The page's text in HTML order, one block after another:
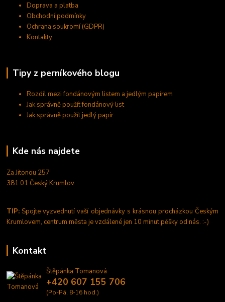
Doprava a platba
Obchodní podmínky
Ochrana soukromí (GDPR)
Kontakty
Tipy z perníkového blogu
Rozdíl mezi fondánovým listem a jedlým papírem
Jak správně použít fondánový list
Jak správně použít jedlý papír
Kde nás najdete
Za Jitonou 257
381 01 Český Krumlov
TIP: Spojte vyzvednutí vaší objednávky s krásnou procházkou Českým
Krumlovem, centrum města je vzdálené jen 10 minut pěšky od nás. :-)
Kontakt
Štěpánka Tomanová
+420 607 155 706
(Po-Pá, 8-16 hod.)